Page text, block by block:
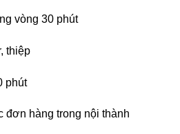
vòng 30 phút
thiệp
phút
đơn hàng trong nội thành